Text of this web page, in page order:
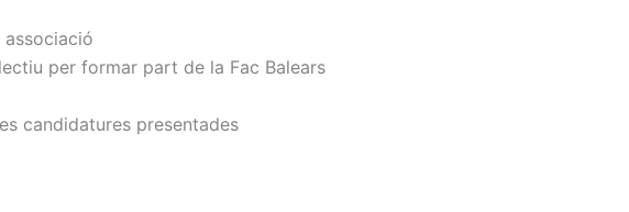
per formar part de la Fac Balears
candidatures presentades